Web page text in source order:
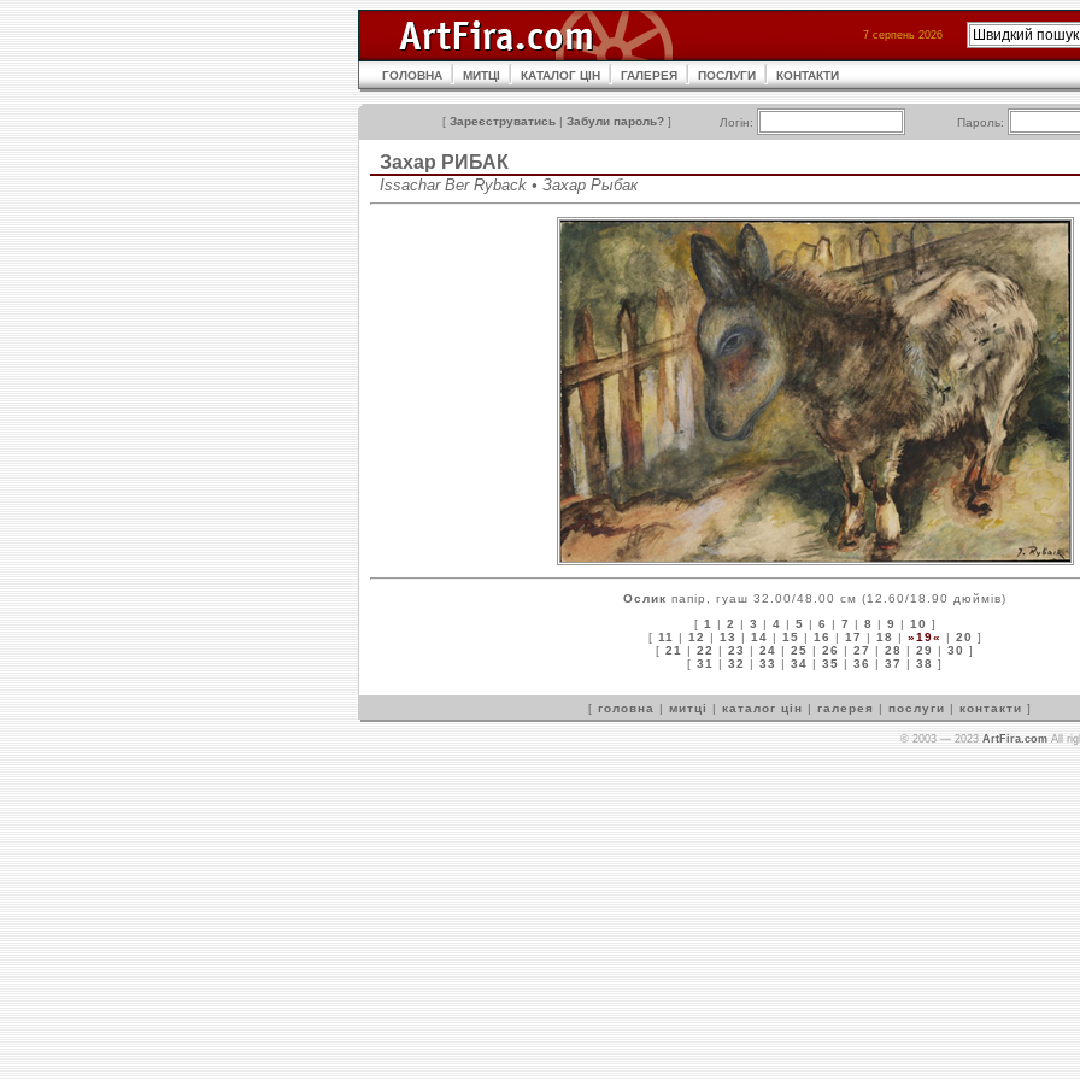
7 серпень 2026
ГОЛОВНА МИТЦІ КАТАЛОГ ЦІН ГАЛЕРЕЯ ПОСЛУГИ КОНТАКТИ
[ Зареєструватись | Забули пароль? ] Логін: Пароль:
Захар РИБАК
Issachar Ber Ryback • Захар Рыбак
Ослик папір, гуаш 32.00/48.00 см (12.60/18.90 дюймів)
[ 1 | 2 | 3 | 4 | 5 | 6 | 7 | 8 | 9 | 10 ]
[ 11 | 12 | 13 | 14 | 15 | 16 | 17 | 18 | »19« | 20 ]
[ 21 | 22 | 23 | 24 | 25 | 26 | 27 | 28 | 29 | 30 ]
[ 31 | 32 | 33 | 34 | 35 | 36 | 37 | 38 ]
[ головна | митці | каталог цін | галерея | послуги | контакти ]
© 2003 — 2023 ArtFira.com All